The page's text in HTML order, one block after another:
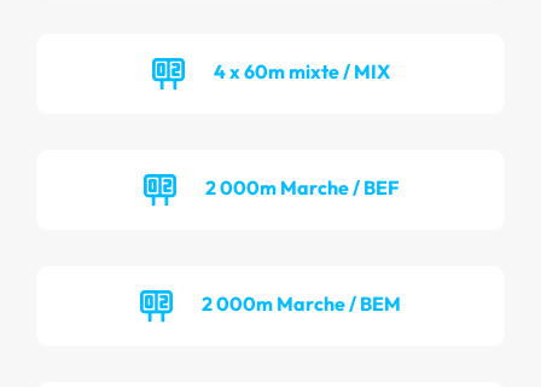
4 x 60m mixte / MIX
2 000m Marche / BEF
2 000m Marche / BEM